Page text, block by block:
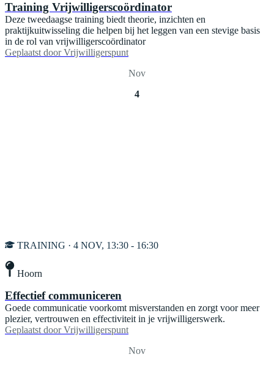
Training Vrijwilligerscoördinator
Deze tweedaagse training biedt theorie, inzichten en
praktijkuitwisseling die helpen bij het leggen van een stevige basis
in de rol van vrijwilligerscoördinator
Geplaatst door Vrijwilligerspunt
Nov
4
TRAINING · 4 NOV, 13:30 - 16:30
Hoorn
Effectief communiceren
Goede communicatie voorkomt misverstanden en zorgt voor meer
plezier, vertrouwen en effectiviteit in je vrijwilligerswerk.
Geplaatst door Vrijwilligerspunt
Nov